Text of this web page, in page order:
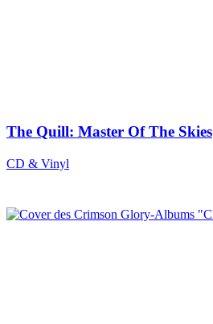
The Quill: Master Of The Skies
CD & Vinyl